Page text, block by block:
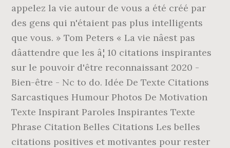
appelez la vie autour de vous a été créé par
des gens qui n'étaient pas plus intelligents
que vous. » Tom Peters « La vie nâest pas
dâattendre que les â¦ 10 citations inspirantes
sur le pouvoir d'être reconnaissant 2020 -
Bien-être - Nc to do. Idée De Texte Citations
Sarcastiques Humour Photos De Motivation
Texte Inspirant Paroles Inspirantes Texte
Phrase Citation Belles Citations Les belles
citations positives et motivantes pour rester